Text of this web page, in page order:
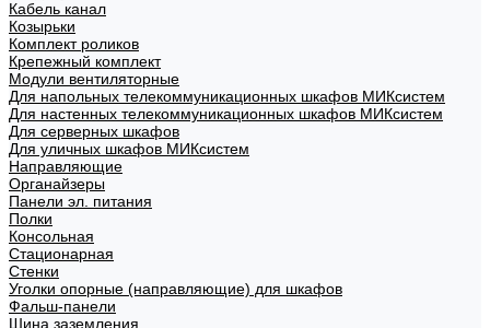
Кабель канал
Козырьки
Комплект роликов
Крепежный комплект
Модули вентиляторные
Для напольных телекоммуникационных шкафов МИКсистем
Для настенных телекоммуникационных шкафов МИКсистем
Для серверных шкафов
Для уличных шкафов МИКсистем
Направляющие
Органайзеры
Панели эл. питания
Полки
Консольная
Стационарная
Стенки
Уголки опорные (направляющие) для шкафов
Фальш-панели
Шина заземления